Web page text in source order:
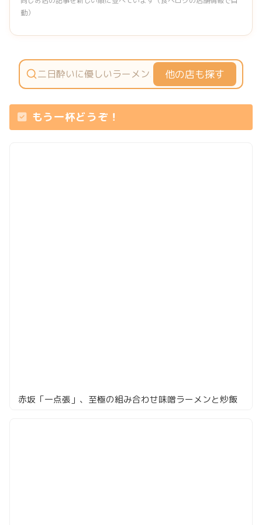
動）
他の店も探す
もう一杯どうぞ！
赤坂「一点張」、至極の組み合わせ味噌ラーメンと炒飯